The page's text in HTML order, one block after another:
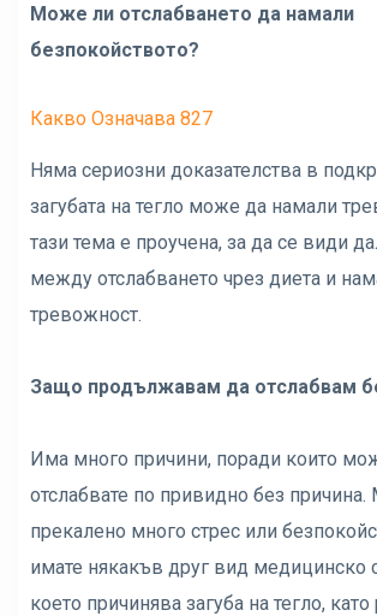
Може ли отслабването да намали
безпокойството?
Какво Означава 827
Няма сериозни доказателства в
загубата на тегло може да намали
тази тема е проучена, за да се види
между отслабването чрез диета и
тревожност.
Защо продължавам да отслабвам
Има много причини, поради които
отслабвате по привидно без
прекалено много стрес или
имате някакъв друг вид медицинско
което причинява загуба на тегло, като